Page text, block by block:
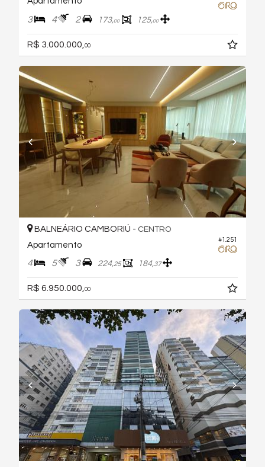
3 4 2 173,00 125,00
R$ 3.000.000,00
#1.251
BALNEÁRIO CAMBORIÚ - CENTRO
Apartamento
4 5 3 224,25 184,37
R$ 6.950.000, 00